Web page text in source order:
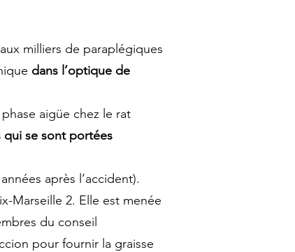
milliers de paraplégiques
dans l’optique de
aigüe chez le rat
qui se sont portées
après l’accident).
Marseille 2. Elle est menée
du conseil
pour fournir la graisse